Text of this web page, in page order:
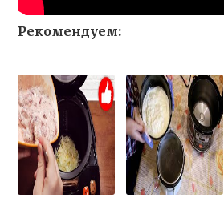
Рекомендуем: